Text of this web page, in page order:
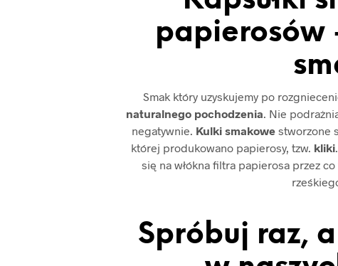
papierosów
Smak który uzyskujemy po
naturalnego pochodzenia. Nie
negatywnie. Kulki smakowe stworzone
której produkowano papierosy, tzw. kliki
się na włókna filtra papierosa przez
Spróbuj raz,